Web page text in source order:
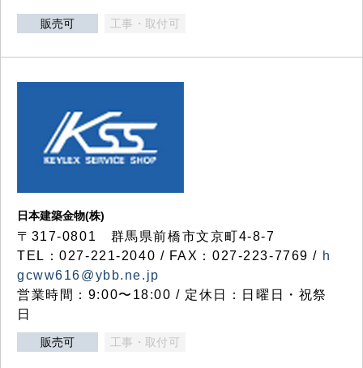
販売可 工事・取付可
日本建築金物(株)
〒317‐0801 群馬県前橋市文京町4-8-7
TEL：027-221-2040 / FAX：027-223-7769 / h
gcww616@ybb.ne.jp
営業時間：9:00〜18:00 / 定休日：日曜日・祝祭
日
販売可 工事・取付可